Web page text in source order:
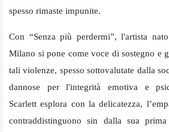
spesso rimaste impunite.
Con “Senza più perdermi”, l'artista
Milano si pone come voce di sostegno e
tali violenze, spesso sottovalutate dalla
dannose per l'integrità emotiva e
Scarlett esplora con la delicatezza,
contraddistinguono sin dalla sua